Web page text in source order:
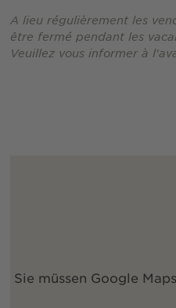
A lieu régulièrement les
être fermé pendant les
Veuillez vous informer à
Sie müssen Google